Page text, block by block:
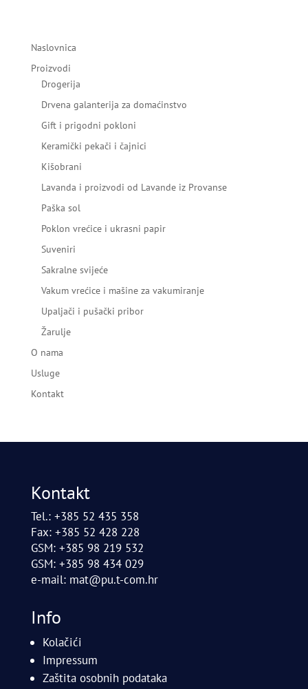
Naslovnica
Proizvodi
Drogerija
Drvena galanterija za domaćinstvo
Gift i prigodni pokloni
Keramički pekači i čajnici
Kišobrani
Lavanda i proizvodi od Lavande iz Provanse
Paška sol
Poklon vrećice i ukrasni papir
Suveniri
Sakralne svijeće
Vakum vrećice i mašine za vakumiranje
Upaljači i pušački pribor
Žarulje
O nama
Usluge
Kontakt
Kontakt
Tel.: +385 52 435 358
Fax: +385 52 428 228
GSM: +385 98 219 532
GSM: +385 98 434 029
e-mail: mat@pu.t-com.hr
Info
Kolačići
Impressum
Zaštita osobnih podataka